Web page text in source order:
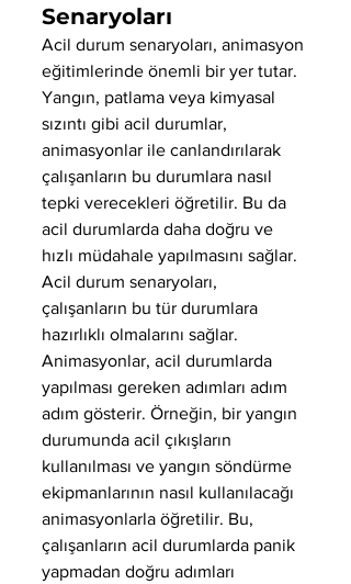
Senaryoları
Acil durum senaryoları, animasyon
eğitimlerinde önemli bir yer tutar.
Yangın, patlama veya kimyasal
sızıntı gibi acil durumlar,
animasyonlar ile canlandırılarak
çalışanların bu durumlara nasıl
tepki verecekleri öğretilir. Bu da
acil durumlarda daha doğru ve
hızlı müdahale yapılmasını sağlar.
Acil durum senaryoları,
çalışanların bu tür durumlara
hazırlıklı olmalarını sağlar.
Animasyonlar, acil durumlarda
yapılması gereken adımları adım
adım gösterir. Örneğin, bir yangın
durumunda acil çıkışların
kullanılması ve yangın söndürme
ekipmanlarının nasıl kullanılacağı
animasyonlarla öğretilir. Bu,
çalışanların acil durumlarda panik
yapmadan doğru adımları